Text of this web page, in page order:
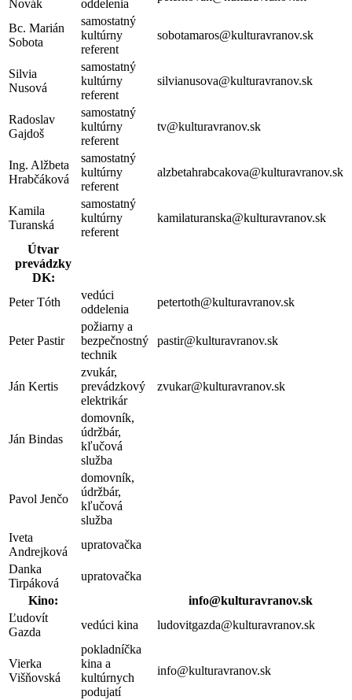
Novák oddelenia
Bc. Marián
Sobota
samostatný
kultúrny
referent
sobotamaros@kulturavranov.sk
Silvia
Nusová
samostatný
kultúrny
referent
silvianusova@kulturavranov.sk
Radoslav
Gajdoš
samostatný
kultúrny
referent
tv@kulturavranov.sk
Ing. Alžbeta
Hrabčáková
samostatný
kultúrny
referent
alzbetahrabcakova@kulturavranov.sk
Kamila
Turanská
samostatný
kultúrny
referent
kamilaturanska@kulturavranov.sk
Útvar
prevádzky
DK:
Peter Tóth
vedúci
oddelenia
petertoth@kulturavranov.sk
Peter Pastir
požiarny a
bezpečnostný
technik
pastir@kulturavranov.sk
Ján Kertis
zvukár,
prevádzkový
elektrikár
zvukar@kulturavranov.sk
Ján Bindas
domovník,
údržbár,
kľučová
služba
Pavol Jenčo
domovník,
údržbár,
kľučová
služba
Iveta
Andrejková
upratovačka
Danka
Tirpáková
upratovačka
Kino:
info@kulturavranov.sk
Ľudovít
Gazda
vedúci kina ludovitgazda@kulturavranov.sk
Vierka
Višňovská
pokladníčka
kina a
kultúrnych
podujatí
info@kulturavranov.sk